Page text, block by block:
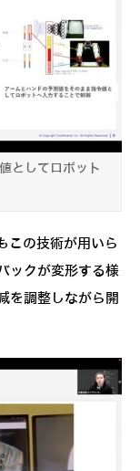
としてロボット
この技術が用いら
ックが変形する様
を調整しながら開